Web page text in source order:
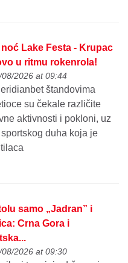
noć Lake Festa - Krupac
u ritmu rokenrola!
08/2026 at 09:44
štandovima
su čekale različite
aktivnosti i pokloni, uz
duha koja je
samo „Jadran” i
Crna Gora i
08/2026 at 09:30